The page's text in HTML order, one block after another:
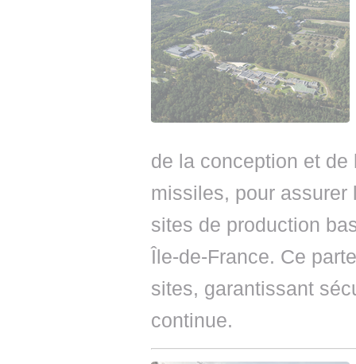
de la conception et
missiles, pour
sites de production
Île-de-France. Ce
sites, garantissant
continue.